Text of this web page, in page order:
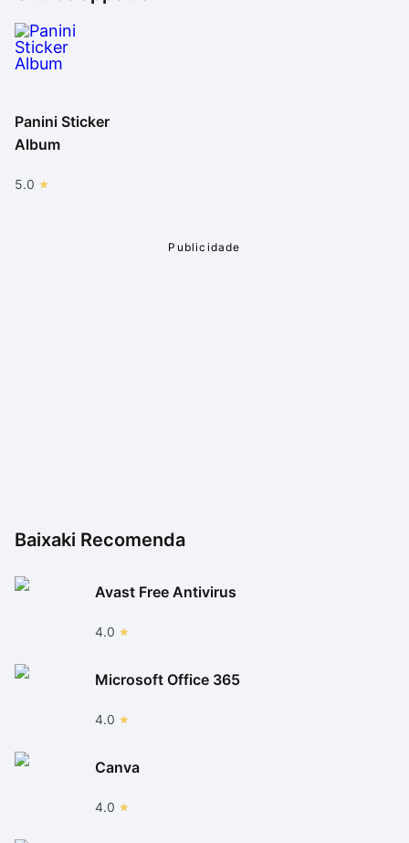
Panini Sticker
Album
5.0
Baixaki Recomenda
Avast Free Antivirus
4.0
Microsoft Office 365
4.0
Canva
4.0